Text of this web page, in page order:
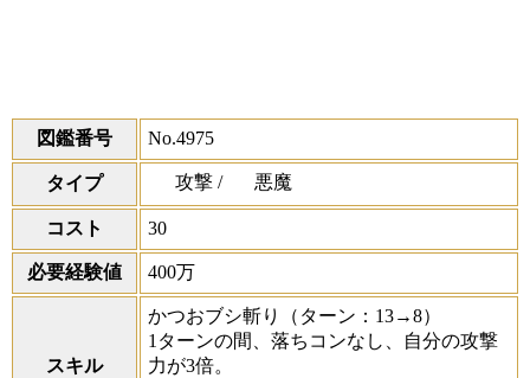
図鑑番号 No.4975
タイプ 攻撃 / 悪魔
コスト 30
必要経験値 400万
スキル
かつおブシ斬り
（ターン：13→8）
1ターンの間、落ちコンなし、自分の攻撃
力が3倍。